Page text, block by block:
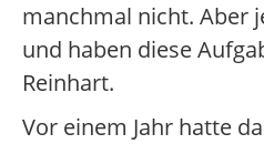
manchmal nicht. Aber
und haben diese
Reinhart.
Vor einem Jahr hatte